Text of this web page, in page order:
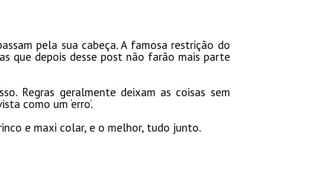
pela sua cabeça. A famosa restrição do
que depois desse post não farão mais parte
Regras geralmente deixam as coisas sem
como um ‘erro’.
e maxi colar, e o melhor, tudo junto.